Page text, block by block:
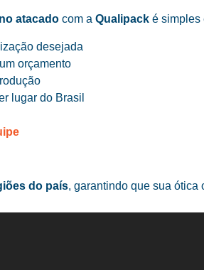
atacado com a Qualipack é simples
desejada
orçamento
lugar do Brasil
do país, garantindo que sua